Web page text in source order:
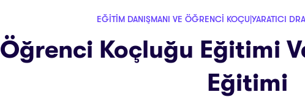
EĞITIM DANIŞMANI VE ÖĞRENCI KOÇU|YARATICI
Öğrenci Koçluğu Eğitimi
Eğitimi